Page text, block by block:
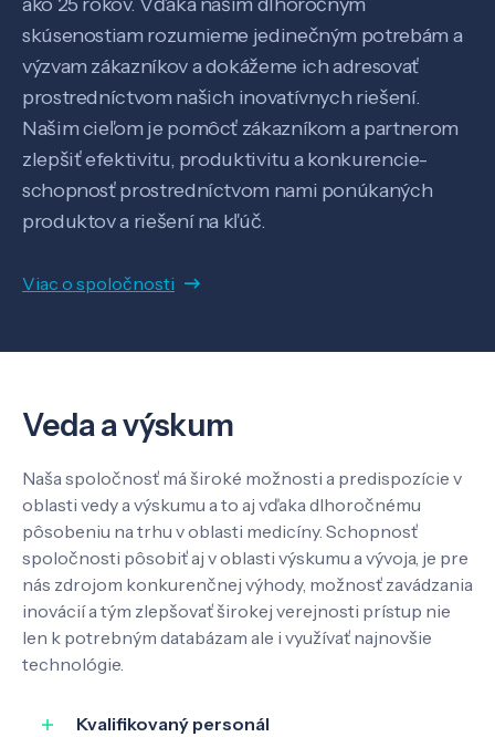
Veda a výskum
Pôsobenie
Know-how
skúsenostiam rozumieme jedinečným potrebám a
výzvam zákazníkov a dokážeme ich adresovať
prostredníctvom našich inovatívnych riešení.
Našim cieľom je pomôcť zákazníkom a partnerom
zlepšiť efektivitu, produktivitu a konkurencie-
schopnosť prostredníctvom nami ponúkaných
produktov a riešení na kľúč.
Viac o spoločnosti
Veda a výskum
Naša spoločnosť má široké možnosti a predispozície v
oblasti vedy a výskumu a to aj vďaka dlhoročnému
pôsobeniu na trhu v oblasti medicíny. Schopnosť
spoločnosti pôsobiť aj v oblasti výskumu a vývoja, je pre
nás zdrojom konkurenčnej výhody, možnosť zavádzania
inovácií a tým zlepšovať širokej verejnosti prístup nie
len k potrebným databázam ale i využívať najnovšie
technológie.
Kvalifikovaný personál